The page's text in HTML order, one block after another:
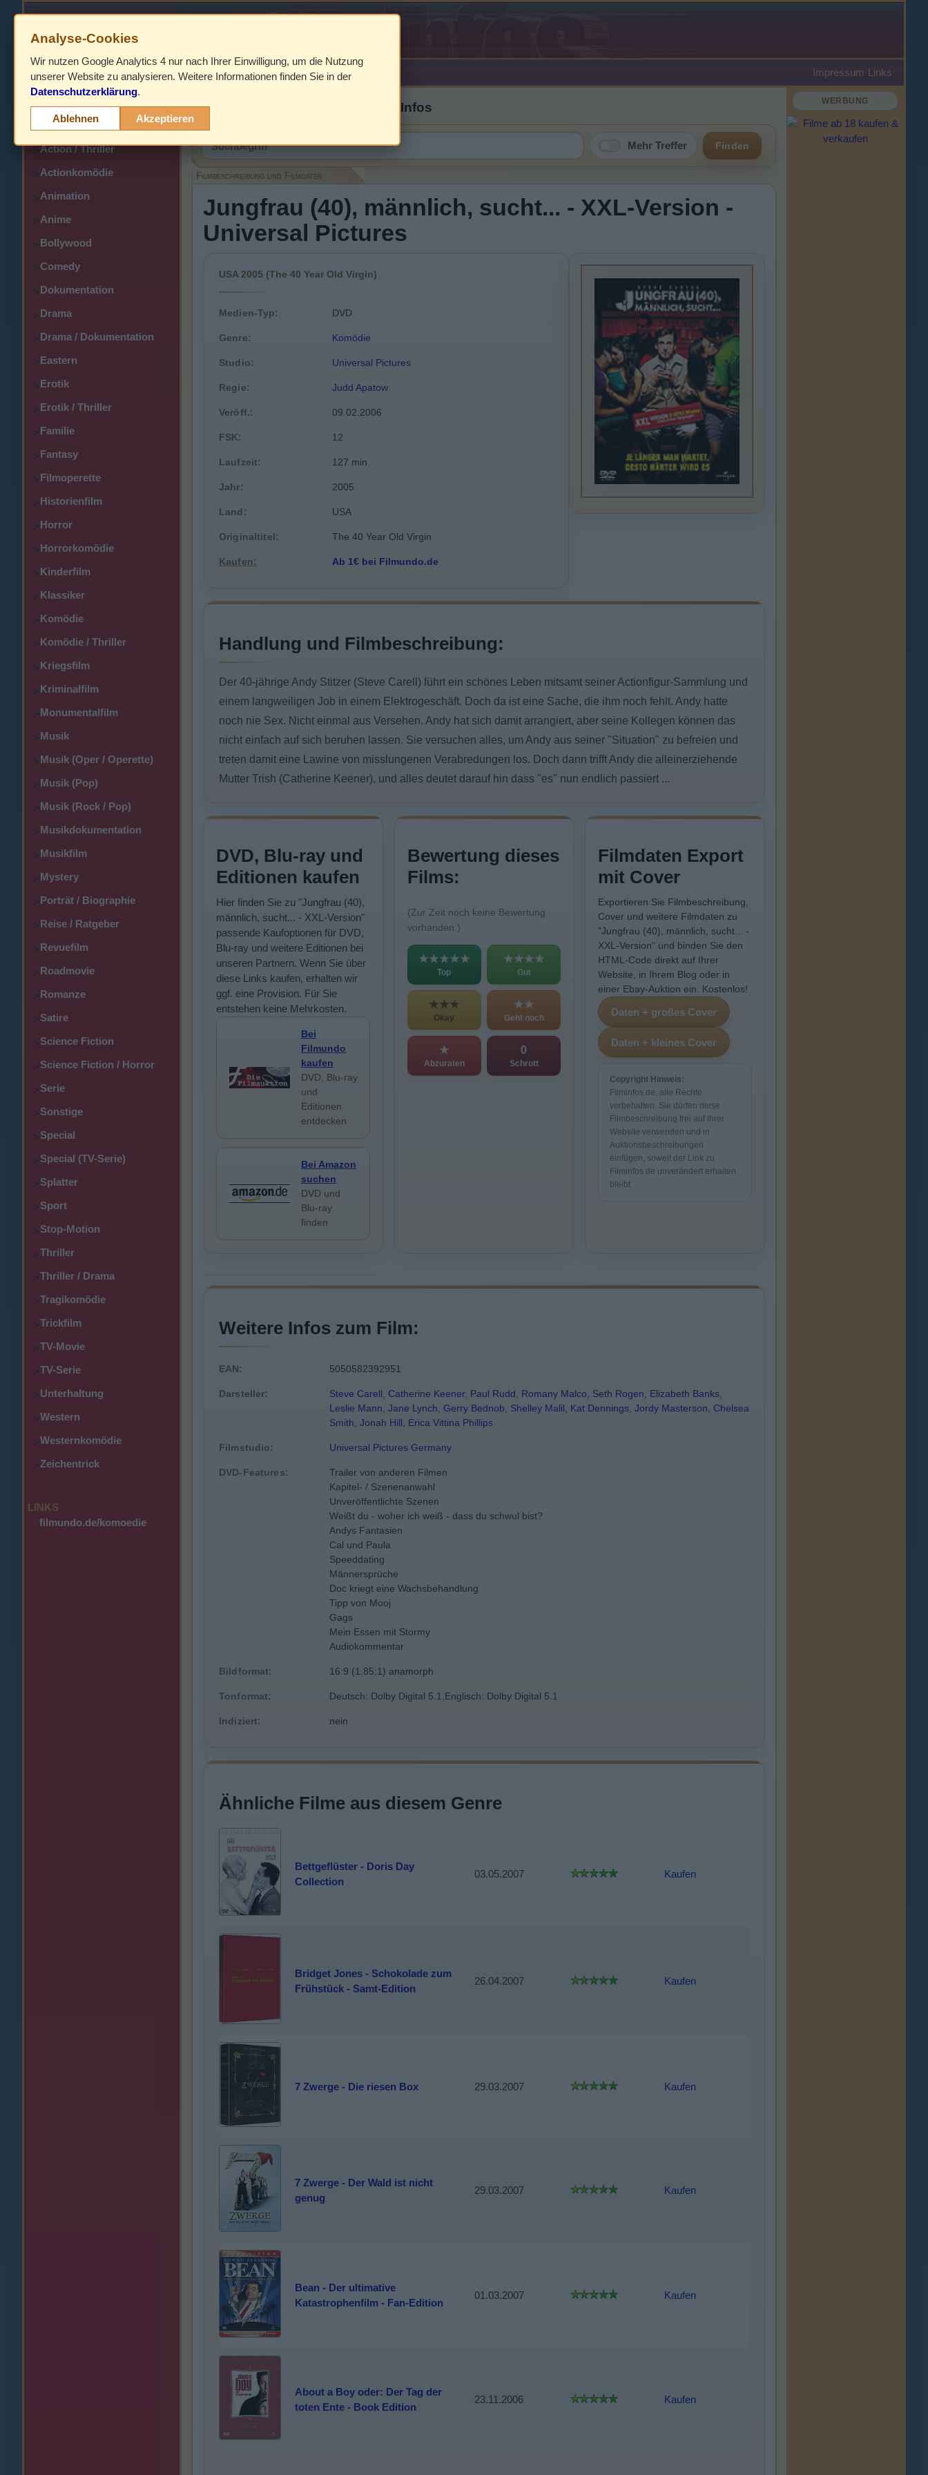
HOME Impressum ·Links·
>
> Action
>Action / Thriller
>Actionkomödie
>Animation
>Anime
>Bollywood
>Comedy
>Dokumentation
>Drama
>Drama / Dokumentation
>Eastern
>Erotik
>Erotik / Thriller
>Familie
>Fantasy
>Filmoperette
>Historienfilm
>Horror
>Horrorkomödie
>Kinderfilm
>Klassiker
>Komödie
>Komödie / Thriller
>Kriegsfilm
>Kriminalfilm
>Monumentalfilm
>Musik
>Musik (Oper / Operette)
>Musik (Pop)
>Musik (Rock / Pop)
>Musikdokumentation
>Musikfilm
>Mystery
>Porträt / Biographie
>Reise / Ratgeber
>Revuefilm
>Roadmovie
>Romanze
>Satire
>Science Fiction
>Science Fiction / Horror
>Serie
>Sonstige
>Special
>Special (TV-Serie)
>Splatter
>Sport
>Stop-Motion
>Thriller
>Thriller / Drama
>Tragikomödie
>Trickfilm
>TV-Movie
>TV-Serie
>Unterhaltung
>Western
>Westernkomödie
>Zeichentrick
LINKS
· filmundo.de/komoedie
Filmbeschreibung, Cover & DVD Infos
Mehr Treffer Finden
Filmbeschreibung und Filmdaten
Jungfrau (40), männlich, sucht... - XXL-Version -
Universal Pictures
USA 2005 (The 40 Year Old Virgin)
Medien-Typ: DVD
Genre: Komödie
Studio: Universal Pictures
Regie: Judd Apatow
Veröff.: 09.02.2006
FSK: 12
Laufzeit: 127 min
Jahr: 2005
Land: USA
Originaltitel: The 40 Year Old Virgin
Kaufen: Ab 1€ bei Filmundo.de
Handlung und Filmbeschreibung:
Der 40-jährige Andy Stitzer (Steve Carell) führt ein schönes Leben mitsamt seiner Actionfigur-Sammlung und
einem langweiligen Job in einem Elektrogeschäft. Doch da ist eine Sache, die ihm noch fehlt. Andy hatte
noch nie Sex. Nicht einmal aus Versehen. Andy hat sich damit arrangiert, aber seine Kollegen können das
nicht einfach auf sich beruhen lassen. Sie versuchen alles, um Andy aus seiner "Situation" zu befreien und
treten damit eine Lawine von misslungenen Verabredungen los. Doch dann trifft Andy die alleinerziehende
Mutter Trish (Catherine Keener), und alles deutet darauf hin dass "es" nun endlich passiert ...
DVD, Blu-ray und
Editionen kaufen
Hier finden Sie zu "Jungfrau (40),
männlich, sucht... - XXL-Version"
passende Kaufoptionen für DVD,
Blu-ray und weitere Editionen bei
unseren Partnern. Wenn Sie über
diese Links kaufen, erhalten wir
ggf. eine Provision. Für Sie
entstehen keine Mehrkosten.
Bei
Filmundo
kaufen
DVD, Blu-ray
und
Editionen
entdecken
Bei Amazon
suchen
DVD und
Blu-ray
finden
Bewertung dieses
Films:
(Zur Zeit noch keine Bewertung
vorhanden.)
★★★★★
Top
★★★★
Gut
★★★
Okay
★★
Geht noch
★
Abzuraten
0
Schrott
Filmdaten Export
mit Cover
Exportieren Sie Filmbeschreibung,
Cover und weitere Filmdaten zu
"Jungfrau (40), männlich, sucht... -
XXL-Version" und binden Sie den
HTML-Code direkt auf Ihrer
Website, in Ihrem Blog oder in
einer Ebay-Auktion ein. Kostenlos!
Copyright Hinweis:
Filminfos.de, alle Rechte
vorbehalten. Sie dürfen diese
Filmbeschreibung frei auf Ihrer
Website verwenden und in
Auktionsbeschreibungen
einfügen, soweit der Link zu
Filminfos.de unverändert erhalten
bleibt.
Weitere Infos zum Film:
EAN: 5050582392951
Darsteller: Steve Carell Catherine Keener, Paul Rudd Romany Malco Seth Rogen Elizabeth Banks
Leslie Mann Jane Lynch Gerry Bednob Shelley Malil Kat Dennings Jordy Masterson
Chelsea
Smith Jonah Hill Erica Vittina Phillips
Filmstudio: Universal Pictures Germany
DVD-Features:
Trailer von anderen Filmen
Kapitel- / Szenenanwahl
Unveröffentlichte Szenen
Weißt du - woher ich weiß - dass du schwul bist?
Andys Fantasien
Cal und Paula
Speeddating
Männersprüche
Doc kriegt eine Wachsbehandlung
Tipp von Mooj
Gags
Mein Essen mit Stormy
Audiokommentar
Bildformat: 16:9 (1.85:1) anamorph
Tonformat: Deutsch: Dolby Digital 5.1,Englisch: Dolby Digital 5.1
Indiziert: nein
Ähnliche Filme aus diesem Genre
Bettgeflüster - Doris Day
Collection
03.05.2007 Kaufen
Bridget Jones - Schokolade zum
Frühstück - Samt-Edition
26.04.2007 Kaufen
7 Zwerge - Die riesen Box 29.03.2007 Kaufen
7 Zwerge - Der Wald ist nicht
genug
29.03.2007 Kaufen
Bean - Der ultimative
Katastrophenfilm - Fan-Edition
01.03.2007 Kaufen
About a Boy oder: Der Tag der
toten Ente - Book Edition
23.11.2006 Kaufen
WERBUNG
Analyse-Cookies
Wir nutzen Google Analytics 4 nur nach Ihrer Einwilligung, um die Nutzung
unserer Website zu analysieren. Weitere Informationen finden Sie in der
Datenschutzerklärung.
Ablehnen Akzeptieren